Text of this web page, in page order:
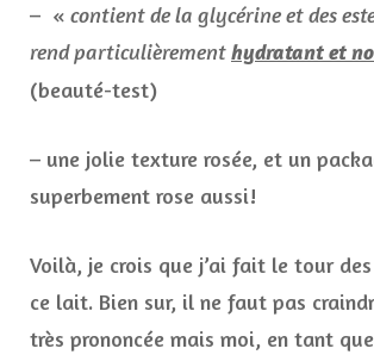
– « contient de la glycérine et des
rend particulièrementhydratant et
(beauté-test)
– une jolie texture rosée, et un
superbement rose aussi!
Voilà, je crois que j’ai fait le tour
ce lait. Bien sur, il ne faut pas
très prononcée mais moi, en tant